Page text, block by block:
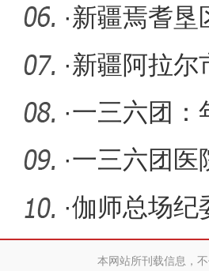
·新疆焉耆垦
率高
·新疆阿拉尔
工增收致
·一三六团：
正式投产
·一三六团医
延伸
·伽师总场纪
本网站所刊载信息，